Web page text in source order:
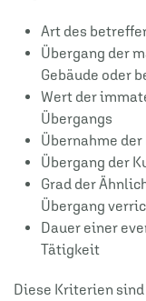
Art des
Übergang der
Gebäude oder
Wert der
Übergangs
Übernahme
Übergang der
Grad der
Übergang
Dauer einer
Tätigkeit
Diese Kriterien